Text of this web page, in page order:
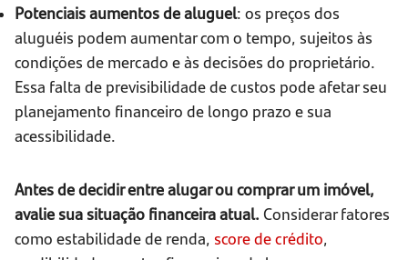
Potenciais aumentos de aluguel: os preços dos
aluguéis podem aumentar com o tempo, sujeitos às
condições de mercado e às decisões do proprietário.
Essa falta de previsibilidade de custos pode afetar seu
planejamento financeiro de longo prazo e sua
acessibilidade.
Antes de decidir entre alugar ou comprar um imóvel,
avalie sua situação financeira atual. Considerar fatores
como estabilidade de renda, score de crédito,